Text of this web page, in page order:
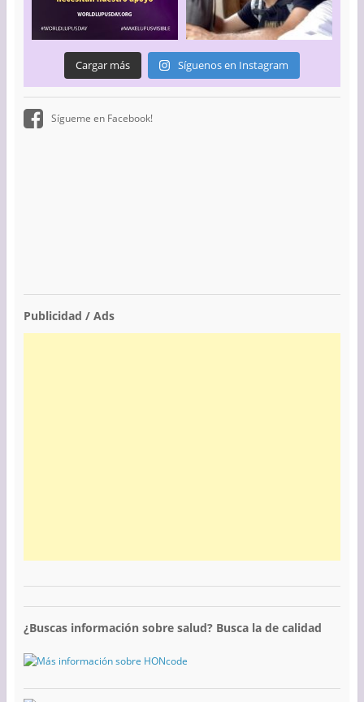
Cargar más Síguenos en Instagram
Sígueme en Facebook!
Publicidad / Ads
¿Buscas información sobre salud? Busca la de calidad